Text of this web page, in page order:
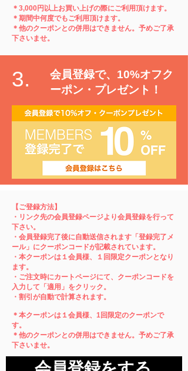
＊3,000円以上お買い上げの際にご利用頂けます。
​＊期間中何度でもご利用頂けます。
​＊他のクーポンとの併用はできません。予めご了承
下さいませ。
3.
会員登録で、10%オフク
ーポン・プレゼント！
【ご登録方法】
​・リンク先の会員登録ページより会員登録を行って
下さい。
・会員登録完了後に自動送信されます「登録完了メ
ール」にクーポンコードが記載されています。
・本クーポンは１会員様、１回限定クーポンとなり
ます。
・ご注文時にカートページにて、クーポンコードを
入力して「適用」をクリック。
​・割引が自動で計算されます。
＊本クーポンは１会員様、1回限定のクーポンで
す。
​＊他のクーポンとの併用はできません。予めご了承
下さいませ。